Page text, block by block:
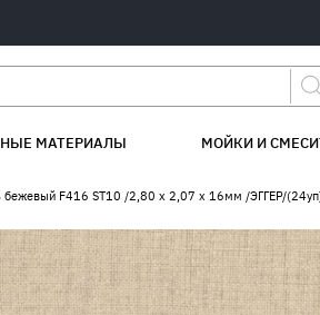
МАТЕРИАЛЫ МОЙКИ И
бежевый F416 ST10 /2,80 х 2,07 х 16мм /ЭГГЕР/